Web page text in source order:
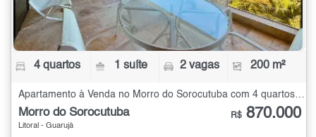
4 quartos 1 suíte 2 vagas 200 m²
Apartamento à Venda no Morro do Sorocutuba com 4 quartos - 200 m²
Morro do Sorocutuba
Litoral - Guarujá
R$ 870.000